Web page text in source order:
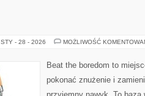
STY - 28 - 2026 MOŻLIWOŚĆ
Beat the boredom to
pokonać znużenie i